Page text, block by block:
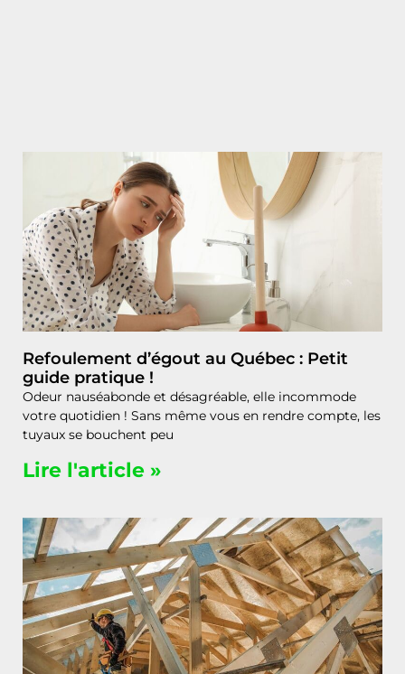
Refoulement d’égout au Québec : Petit
guide pratique !
Odeur nauséabonde et désagréable, elle incommode
votre quotidien ! Sans même vous en rendre compte, les
tuyaux se bouchent peu
Lire l'article »